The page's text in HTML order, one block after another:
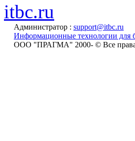
itbc.ru
Администратор : support@itbc.ru
Информационные технологии для
ООО "ПРАГМА" 2000- © Все